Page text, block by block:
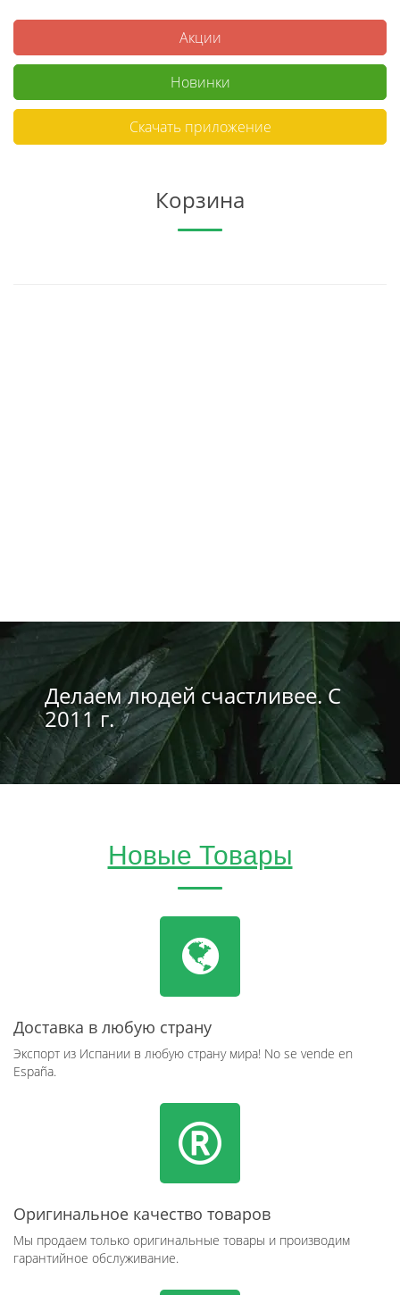
Акции
Новинки
Скачать приложение
Корзина
Делаем людей счастливее. С
2011 г.
Новые Товары
Доставка в любую страну
Экспорт из Испании в любую страну мира! No se vende en
España.
Оригинальное качество товаров
Мы продаем только оригинальные товары и производим
гарантийное обслуживание.